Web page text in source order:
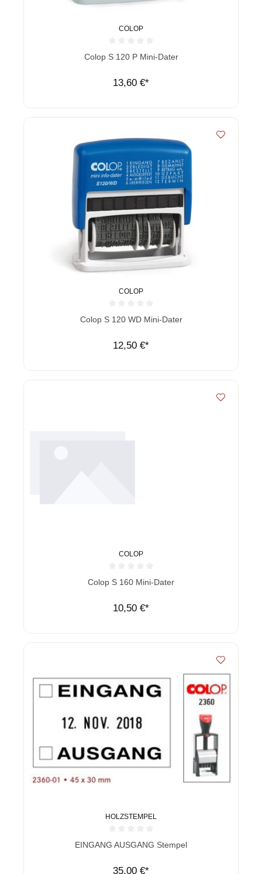
COLOP
Durchschnittliche Bewertung von 0 von 5 Sternen
Colop S 120 P Mini-Dater
13,60 €*
COLOP
Durchschnittliche Bewertung von 0 von 5 Sternen
Colop S 120 WD Mini-Dater
12,50 €*
COLOP
Durchschnittliche Bewertung von 0 von 5 Sternen
Colop S 160 Mini-Dater
10,50 €*
HOLZSTEMPEL
Durchschnittliche Bewertung von 0 von 5 Sternen
EINGANG AUSGANG Stempel
35,00 €*